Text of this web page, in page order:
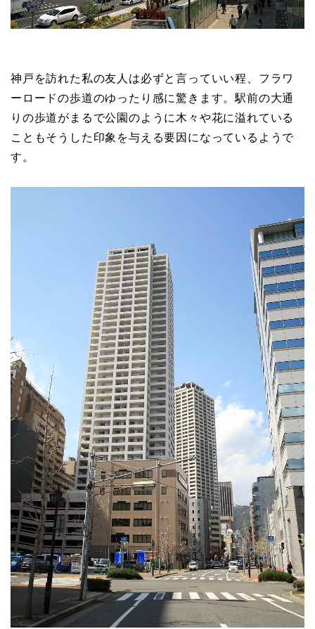
神戸を訪れた私の友人は必ずと言っていい程、フラワ
ーロードの歩道のゆったり感に驚きます。駅前の大通
りの歩道がまるで公園のように木々や花に溢れている
こともそうした印象を与える要因になっているようで
す。